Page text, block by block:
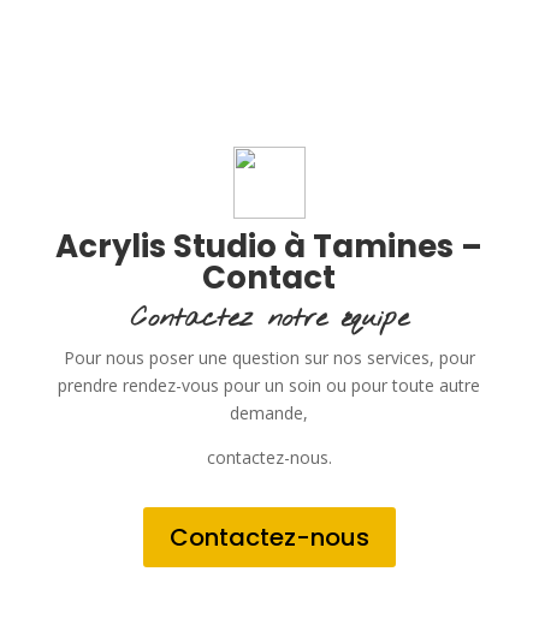
Acrylis Studio à Tamines –
Contact
Contactez notre équipe
Pour nous poser une question sur nos services, pour
prendre rendez-vous pour un soin ou pour toute autre
demande,
contactez-nous.
Contactez-nous